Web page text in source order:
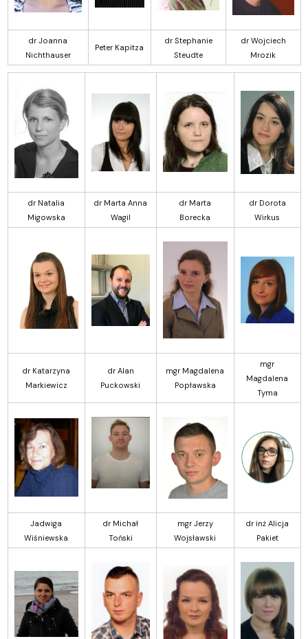
dr Joanna
Nichthauser
Peter Kapitza
dr Stephanie
Steudte
dr Wojciech
Mrozik
dr Natalia
Migowska
dr Marta Anna
Wagil
dr Marta
Borecka
dr Dorota
Wirkus
dr Katarzyna
Markiewicz
dr Alan
Puckowski
mgr Magdalena
Popławska
mgr
Magdalena
Tyma
Jadwiga
Wiśniewska
dr Michał
Toński
mgr Jerzy
Wojsławski
dr inż Alicja
Pakiet